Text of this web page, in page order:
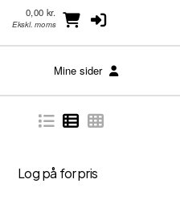
0,00 kr.
Ekskl. moms
Mine sider
Log på for pris